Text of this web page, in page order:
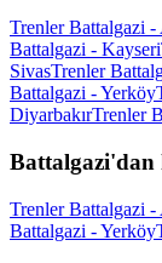
Trenler Battalgazi -
Battalgazi - Kayseri
SivasTrenler
Battalgazi - Yerköy
DiyarbakırTrenler
Battalgazi'dan
Trenler Battalgazi -
Battalgazi - Yerköy